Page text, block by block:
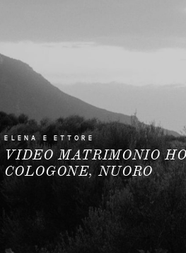
ELENA E ETTORE
VIDEO MATRIMONIO
COLOGONE, NUORO